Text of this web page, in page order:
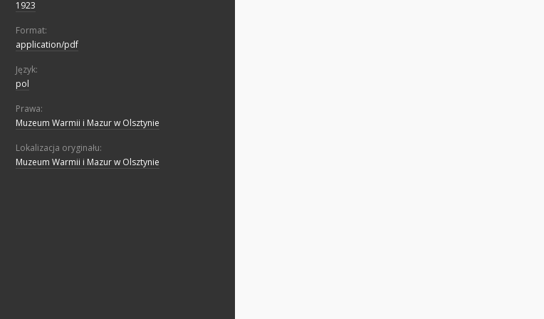
1923
Format:
application/pdf
Język:
pol
Prawa:
Muzeum Warmii i Mazur w Olsztynie
Lokalizacja oryginału:
Muzeum Warmii i Mazur w Olsztynie